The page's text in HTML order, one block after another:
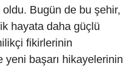
oldu. Bugün de bu şehir,
hayata daha güçlü
fikirlerinin
yeni başarı hikayelerinin